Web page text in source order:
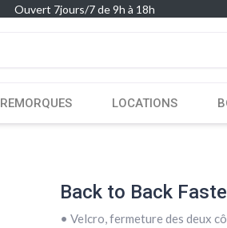
Ouvert 7jours/7 de 9h à 18h
REMORQUES LOCATIONS
Back to Back
• Velcro, fermeture des deux